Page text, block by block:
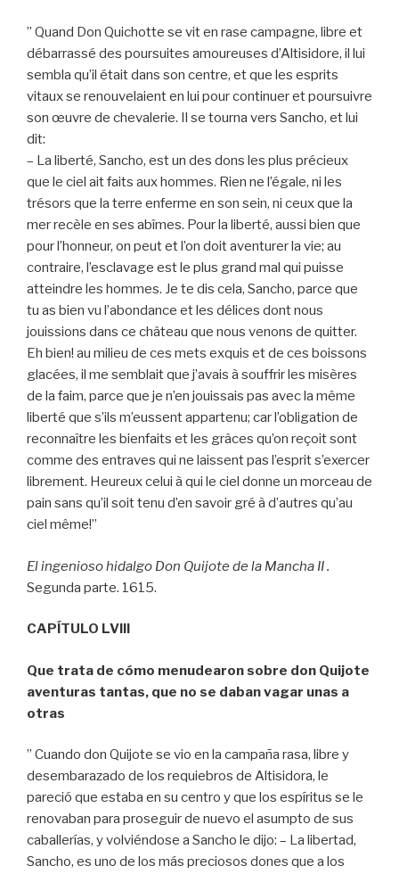
” Quand Don Quichotte se vit en rase campagne, libre et
débarrassé des poursuites amoureuses d’Altisidore, il lui
sembla qu’il était dans son centre, et que les esprits
vitaux se renouvelaient en lui pour continuer et poursuivre
son œuvre de chevalerie. Il se tourna vers Sancho, et lui
dit:
– La liberté, Sancho, est un des dons les plus précieux
que le ciel ait faits aux hommes. Rien ne l’égale, ni les
trésors que la terre enferme en son sein, ni ceux que la
mer recèle en ses abîmes. Pour la liberté, aussi bien que
pour l’honneur, on peut et l’on doit aventurer la vie; au
contraire, l’esclavage est le plus grand mal qui puisse
atteindre les hommes. Je te dis cela, Sancho, parce que
tu as bien vu l’abondance et les délices dont nous
jouissions dans ce château que nous venons de quitter.
Eh bien! au milieu de ces mets exquis et de ces boissons
glacées, il me semblait que j’avais à souffrir les misères
de la faim, parce que je n’en jouissais pas avec la même
liberté que s’ils m’eussent appartenu; car l’obligation de
reconnaître les bienfaits et les grâces qu’on reçoit sont
comme des entraves qui ne laissent pas l’esprit s’exercer
librement. Heureux celui à qui le ciel donne un morceau de
pain sans qu’il soit tenu d’en savoir gré à d’autres qu’au
ciel même!”
El ingenioso hidalgo Don Quijote de la Mancha II .
Segunda parte. 1615.
CAPÍTULO LVIII
Que trata de cómo menudearon sobre don Quijote
aventuras tantas, que no se daban vagar unas a
otras
” Cuando don Quijote se vio en la campaña rasa, libre y
desembarazado de los requiebros de Altisidora, le
pareció que estaba en su centro y que los espíritus se le
renovaban para proseguir de nuevo el asumpto de sus
caballerías, y volviéndose a Sancho le dijo: – La libertad,
Sancho, es uno de los más preciosos dones que a los